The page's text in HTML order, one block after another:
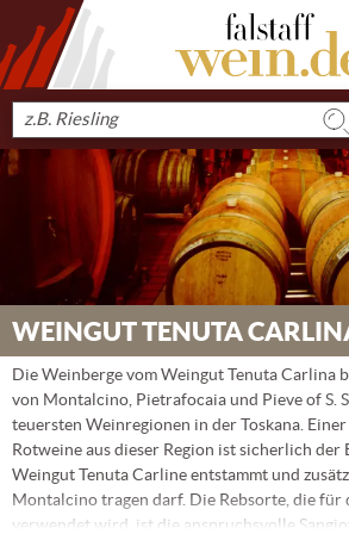
Produkt
suchen
WEINGUT TENUTA
Die Weinberge vom Weingut Tenuta Carlina
von Montalcino, Pietrafocaia und Pieve of S.
teuersten Weinregionen in der Toskana.
Rotweine aus dieser Region ist sicherlich der
Weingut Tenuta Carline entstammt und
Montalcino tragen darf. Die Rebsorte, die für
verwendet wird, ist die anspruchsvolle